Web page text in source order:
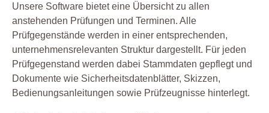
Unsere Software bietet eine Übersicht zu allen
anstehenden Prüfungen und Terminen. Alle
Prüfgegenstände werden in einer entsprechenden,
unternehmensrelevanten Struktur dargestellt. Für jeden
Prüfgegenstand werden dabei Stammdaten gepflegt und
Dokumente wie Sicherheitsdatenblätter, Skizzen,
Bedienungsanleitungen sowie Prüfzeugnisse hinterlegt.